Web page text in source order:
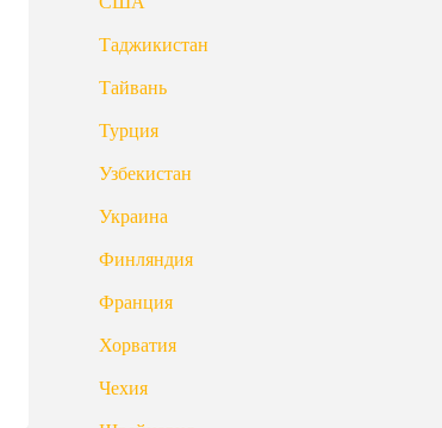
Таджикистан
Тайвань
Турция
Узбекистан
Украина
Финляндия
Франция
Хорватия
Чехия